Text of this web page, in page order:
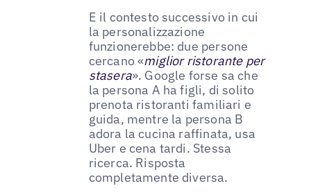
E il contesto successivo in cui
la personalizzazione
funzionerebbe: due persone
cercano «miglior ristorante per
stasera». Google forse sa che
la persona A ha figli, di solito
prenota ristoranti familiari e
guida, mentre la persona B
adora la cucina raffinata, usa
Uber e cena tardi. Stessa
ricerca. Risposta
completamente diversa.